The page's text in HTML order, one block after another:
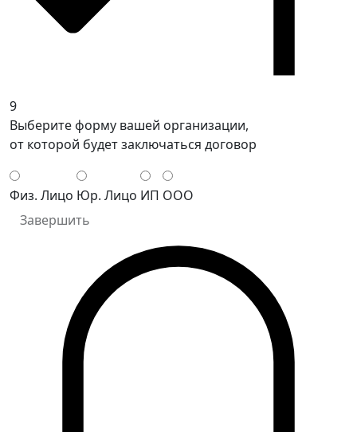
9
Выберите форму вашей организации,
от которой будет заключаться договор
Физ. Лицо Юр. Лицо ИП ООО
Завершить